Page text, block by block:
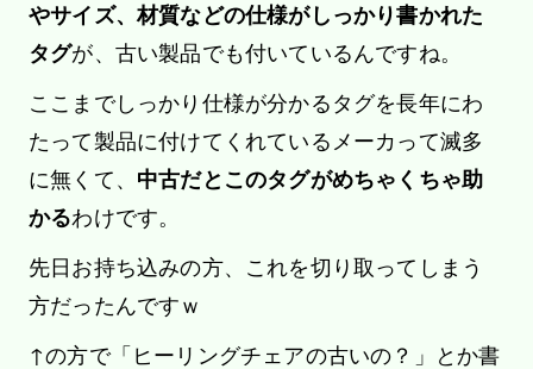
やサイズ、材質などの仕様がしっかり書かれた
タグが、古い製品でも付いているんですね。
ここまでしっかり仕様が分かるタグを長年にわ
たって製品に付けてくれているメーカって滅多
に無くて、 中古だとこのタグがめちゃくちゃ助
かるわけです。
先日お持ち込みの方、これを切り取ってしまう
方だったんですｗ
↑の方で「ヒーリングチェアの古いの？」とか書